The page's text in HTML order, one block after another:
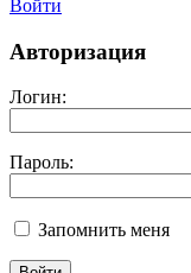
Войти
Авторизация
Логин:
Пароль:
Запомнить меня